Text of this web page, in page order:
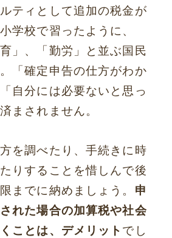
ティとして追加の税金が
学校で習ったように、
」、「勤労」と並ぶ国民
「確定申告の仕方がわか
自分には必要ないと思っ
まされません。
を調べたり、手続きに時
りすることを惜しんで後
までに納めましょう。 申
れた場合の加算税や社会
ことは、デメリット でし